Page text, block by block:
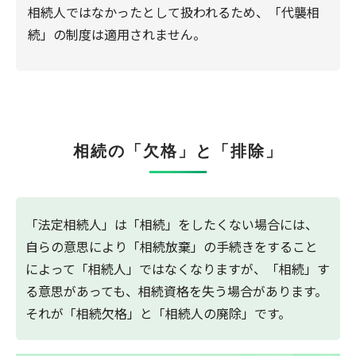
相続人ではなかったとして扱われるため、「代襲相
続」の制度は適用されません。
相続の「欠格」と「排除」
「法定相続人」は「相続」をしたくない場合には、
自らの意思により「相続放棄」の手続きをすること
によって「相続人」ではなくなりますが、「相続」す
る意思があっても、相続資格を失う場合があります。
それが「相続欠格」と「相続人の廃除」です。